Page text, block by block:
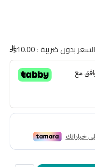
السعر بدون ضريبة :10.00